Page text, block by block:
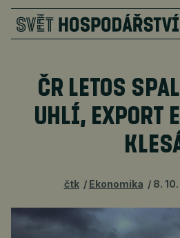
ČR LETOS
UHLÍ, EXPORT
čtk Ekonomika 8.